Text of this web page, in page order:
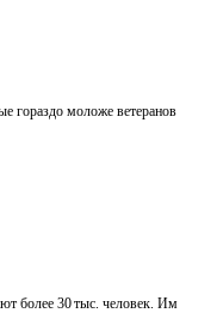
гораздо моложе ветеранов
более 30 тыс. человек. Им